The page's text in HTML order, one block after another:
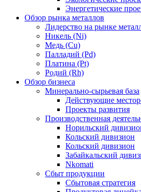
Энергетические
Обзор рынка металлов
Лидерство на рынке
Никель (Ni)
Медь (Cu)
Палладий (Pd)
Платина (Pt)
Родий (Rh)
Обзор бизнеса
Минерально-сырьевая база
Действующие
Проекты развития
Производственная
Норильский
Кольский дивизион
Кольский дивизион
Забайкальский
Nkomati
Сбыт продукции
Сбытовая стратегия